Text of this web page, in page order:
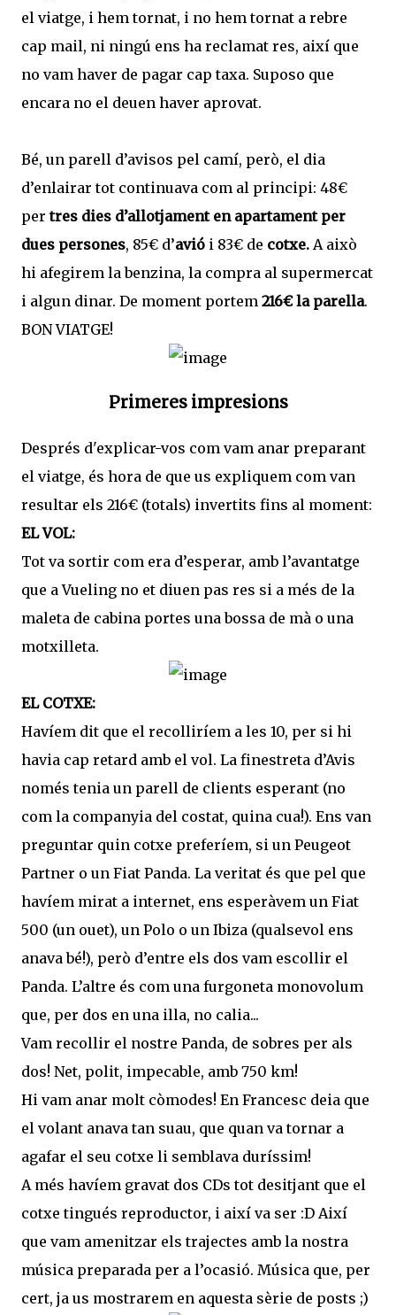
el viatge, i hem tornat, i no hem tornat a rebre
cap mail, ni ningú ens ha reclamat res, així que
no vam haver de pagar cap taxa. Suposo que
encara no el deuen haver aprovat.
Bé, un parell d’avisos pel camí, però, el dia
d’enlairar tot continuava com al principi: 48€
pertres dies d’allotjament en apartament per
dues persones, 85€ d’avió i 83€ de cotxe. A això
hi afegirem la benzina, la compra al supermercat
i algun dinar. De moment portem 216€ la parella.
BON VIATGE!
Primeres impresions
Després d'explicar-vos com vam anar preparant
el viatge, és hora de que us expliquem com van
resultar els 216€ (totals) invertits fins al moment:
EL VOL:
Tot va sortir com era d’esperar, amb l’avantatge
que a Vueling no et diuen pas res si a més de la
maleta de cabina portes una bossa de mà o una
motxilleta.
EL COTXE:
Havíem dit que el recolliríem a les 10, per si hi
havia cap retard amb el vol. La finestreta d’Avis
només tenia un parell de clients esperant (no
com la companyia del costat, quina cua!). Ens van
preguntar quin cotxe preferíem, si un Peugeot
Partner o un Fiat Panda. La veritat és que pel que
havíem mirat a internet, ens esperàvem un Fiat
500 (un ouet), un Polo o un Ibiza (qualsevol ens
anava bé!), però d’entre els dos vam escollir el
Panda. L’altre és com una furgoneta monovolum
que, per dos en una illa, no calia...
Vam recollir el nostre Panda, de sobres per als
dos! Net, polit, impecable, amb 750 km!
Hi vam anar molt còmodes! En Francesc deia que
el volant anava tan suau, que quan va tornar a
agafar el seu cotxe li semblava duríssim!
A més havíem gravat dos CDs tot desitjant que el
cotxe tingués reproductor, i així va ser :D Així
que vam amenitzar els trajectes amb la nostra
música preparada per a l’ocasió. Música que, per
cert, ja us mostrarem en aquesta sèrie de posts ;)